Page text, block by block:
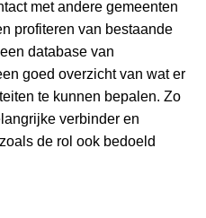
met andere gemeenten
profiteren van bestaande
database van
goed overzicht van wat er
te kunnen bepalen. Zo
verbinder en
de rol ook bedoeld